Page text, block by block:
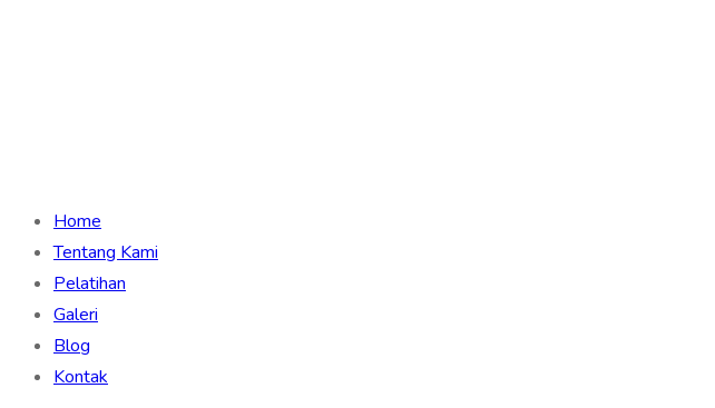
Home
Tentang Kami
Pelatihan
Galeri
Blog
Kontak